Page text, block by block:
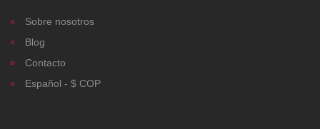
Sobre nosotros
Blog
Contacto
Español - $ COP